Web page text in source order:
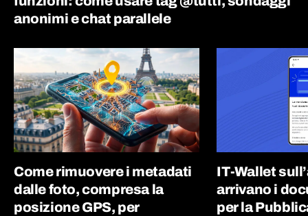
anonimi e chat parallele
Come rimuovere i metadati
dalle foto, compresa la
posizione GPS, per
IT-Wallet
arrivano i
per la